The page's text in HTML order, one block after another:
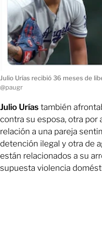
Julio Urías recibió 36 meses de
@paugr
Julio Urías también
contra su esposa, otra por
relación a una pareja
detención ilegal y otra de
están relacionados a su
supuesta violencia